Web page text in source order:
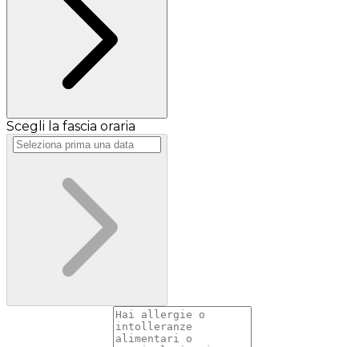
Scegli la fascia oraria